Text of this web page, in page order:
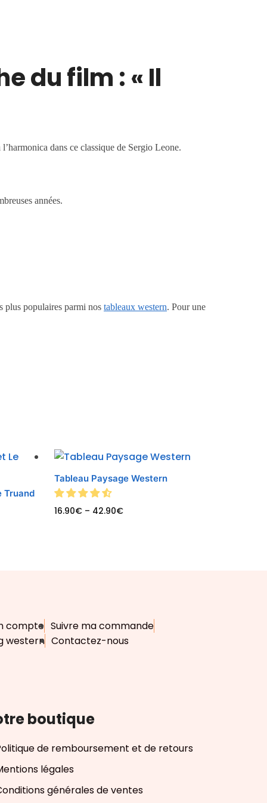
du film : « Il
dans ce classique de Sergio Leone.
années.
plus populaires parmi nostableaux western. Pour une
Truand
Tableau Paysage Western
16.90€– 42.90€
compte Suivre ma commande
western Contactez-nous
boutique
de remboursement et de retours
légales
générales de ventes